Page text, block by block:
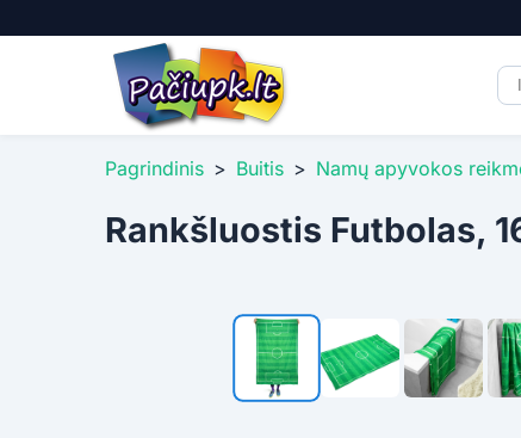
Pagrindinis > Buitis > Namų apyvokos
Rankšluostis Futbolas,